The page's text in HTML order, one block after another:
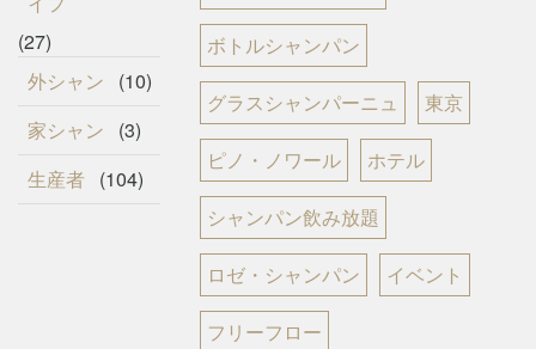
(27)
外シャン
(10)
家シャン
(3)
生産者 (104)
ボトルシャンパン
グラスシャンパーニュ 東京
ピノ・ノワール ホテル
シャンパン飲み放題
ロゼ・シャンパン イベント
フリーフロー